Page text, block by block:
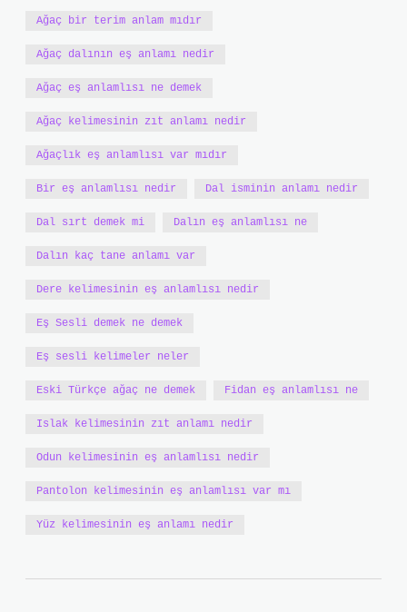
Ağaç bir terim anlam mıdır
Ağaç dalının eş anlamı nedir
Ağaç eş anlamlısı ne demek
Ağaç kelimesinin zıt anlamı nedir
Ağaçlık eş anlamlısı var mıdır
Bir eş anlamlısı nedir Dal isminin anlamı nedir
Dal sırt demek mi Dalın eş anlamlısı ne
Dalın kaç tane anlamı var
Dere kelimesinin eş anlamlısı nedir
Eş Sesli demek ne demek
Eş sesli kelimeler neler
Eski Türkçe ağaç ne demek Fidan eş anlamlısı ne
Islak kelimesinin zıt anlamı nedir
Odun kelimesinin eş anlamlısı nedir
Pantolon kelimesinin eş anlamlısı var mı
Yüz kelimesinin eş anlamı nedir